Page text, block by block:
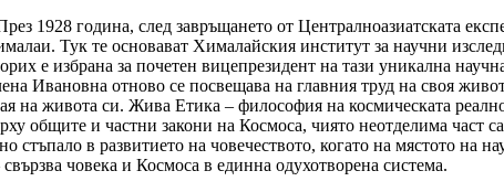
1928 година, след завръщането от Централноазиатската
Тук те основават Хималайския институт за научни
е избрана за почетен вицепрезидент на тази уникална
Ивановна отново се посвещава на главния труд на своя
на живота си. Жива Етика – философия на космическата
общите и частни закони на Космоса, чиято неотделима част
стъпало в развитието на човечеството, когато на мястото на
човека и Космоса в единна одухотворена система.